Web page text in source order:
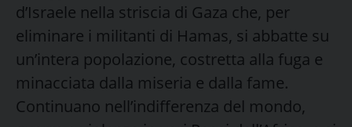
d’Israele nella striscia di Gaza che, per
eliminare i militanti di Hamas, si abbatte su
un’intera popolazione, costretta alla fuga e
minacciata dalla miseria e dalla fame.
Continuano nell’indifferenza del mondo,